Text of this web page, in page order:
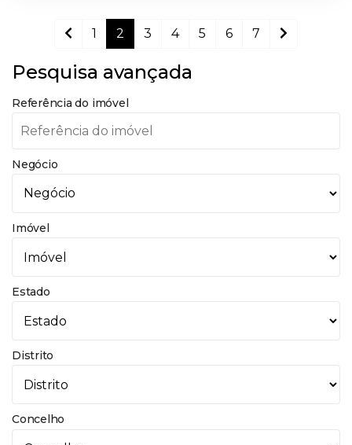
1 2 3 4 5 6 7
Pesquisa avançada
Referência do imóvel
Negócio
Imóvel
Estado
Distrito
Concelho